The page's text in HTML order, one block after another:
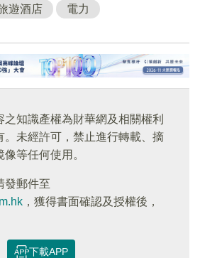
遊酒店 電力
之知識產權為財華網及相關權利
。未經許可，禁止進行轉載、摘
等任何使用。
發郵件至
，獲得書面確認及授權後，
下載APP